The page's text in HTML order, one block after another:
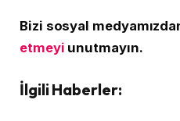
Bizi sosyal
etmeyi unutmayın.
İlgili Haberler: